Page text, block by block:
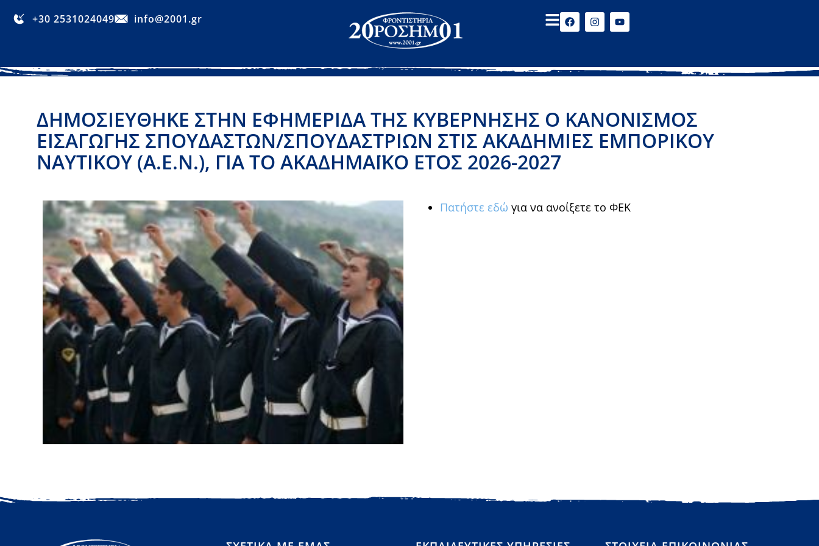
+30 2531024049 info@2001.gr
ΔΗΜΟΣΙΕΎΘΗΚΕ ΣΤΗΝ ΕΦΗΜΕΡΊΔΑ ΤΗΣ ΚΥΒΈΡΝΗΣΗΣ Ο ΚΑΝΟΝΙΣΜΌΣ
ΕΙΣΑΓΩΓΉΣ ΣΠΟΥΔΑΣΤΏΝ/ΣΠΟΥΔΑΣΤΡΙΏΝ ΣΤΙΣ ΑΚΑΔΗΜΊΕΣ ΕΜΠΟΡΙΚΟΎ
ΝΑΥΤΙΚΟΎ (Α.Ε.Ν.), ΓΙΑ ΤΟ ΑΚΑΔΗΜΑΪΚΌ ΈΤΟΣ 2026-2027
Πατήστε εδώ για να ανοίξετε το ΦΕΚ